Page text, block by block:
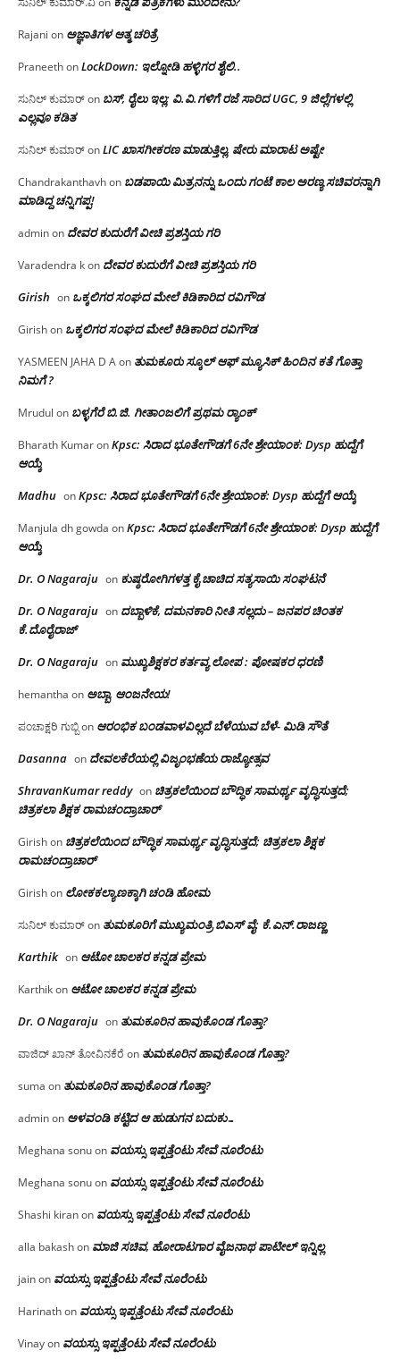
Rajani on ಅಜ್ಞಾತಿಗಳ ಆತ್ಮ ಚರಿತ್ರೆ
PraneethonLockDown: ಇಲ್ನೋಡಿ ಹಳ್ಳಿಗರ ಶೈಲಿ..
ಸುನಿಲ್ ಕುಮಾರ್on ಬಸ್, ರೈಲು ಇಲ್ಲ; ವಿ.ವಿ.ಗಳಿಗೆ ರಜೆ ಸಾರಿದ UGC, 9 ಜಿಲ್ಲೆಗಳಲ್ಲಿ
ಎಲ್ಲವೂ ಕಡಿತ
ಸುನಿಲ್ ಕುಮಾರ್onLIC ಖಾಸಗೀಕರಣ ಮಾಡುತ್ತಿಲ್ಲ, ಷೇರು ಮಾರಾಟ ಅಷ್ಟೇ
Chandrakanthavhon ಬಡಪಾಯಿ ಮಿತ್ರನನ್ನು ಒಂದು ಗಂಟೆ ಕಾಲ ಅರಣ್ಯ ಸಚಿವರನ್ನಾಗಿ
ಮಾಡಿದ್ದ ಚನ್ನಿಗಪ್ಪ!
adminon ದೇವರ ಕುದುರೆಗೆ ವೀಚಿ ಪ್ರಶಸ್ತಿಯ ಗರಿ
Varadendra kon ದೇವರ ಕುದುರೆಗೆ ವೀಚಿ ಪ್ರಶಸ್ತಿಯ ಗರಿ
Girish on ಒಕ್ಕಲಿಗರ ಸಂಘದ ಮೇಲೆ ಕಿಡಿಕಾರಿದ ರವಿಗೌಡ
Girishon ಒಕ್ಕಲಿಗರ ಸಂಘದ ಮೇಲೆ ಕಿಡಿಕಾರಿದ ರವಿಗೌಡ
YASMEEN JAHA D Aon ತುಮಕೂರು ಸ್ಕೂಲ್ ಆಫ್ ಮ್ಯೂಸಿಕ್ ಹಿಂದಿನ ಕತೆ ಗೊತ್ತಾ
ನಿಮಗೆ ?
Mrudul on ಬಳ್ಳಗೆರೆ ಬಿ.ಜಿ. ಗೀತಾಂಜಲಿಗೆ ಪ್ರಥಮ ರ‌್ಯಾಂಕ್
Bharath KumaronKpsc: ಸಿರಾದ ಭೂತೇಗೌಡಗೆ 6ನೇ ಶ್ರೇಯಾಂಕ: Dysp ಹುದ್ದೆಗೆ
ಆಯ್ಕೆ
Madhu onKpsc: ಸಿರಾದ ಭೂತೇಗೌಡಗೆ 6ನೇ ಶ್ರೇಯಾಂಕ: Dysp ಹುದ್ದೆಗೆ ಆಯ್ಕೆ
Manjula dh gowda onKpsc: ಸಿರಾದ ಭೂತೇಗೌಡಗೆ 6ನೇ ಶ್ರೇಯಾಂಕ: Dysp ಹುದ್ದೆಗೆ
ಆಯ್ಕೆ
Dr. O Nagaraju on ಕುಷ್ಠರೋಗಿಗಳತ್ತ ಕೈ ಚಾಚಿದ ಸತ್ಯಸಾಯಿ ಸಂಘಟನೆ
Dr. O Nagaraju on ದಬ್ಬಾಳಿಕೆ, ದಮನಕಾರಿ ನೀತಿ ಸಲ್ಲದು – ಜನಪರ ಚಿಂತಕ
ಕೆ.ದೊರೈರಾಜ್
Dr. O Nagaraju on ಮುಖ್ಯಶಿಕ್ಷಕರ ಕರ್ತವ್ಯ ಲೋಪ : ಪೋಷಕರ ಧರಣಿ
hemantha on ಅಬ್ಬಾ, ಆಂಜನೇಯ!
ಪಂಚಾಕ್ಷರಿ ಗುಬ್ಬಿon ಆರಂಭಿಕ ಬಂಡವಾಳವಿಲ್ಲದೆ ಬೆಳೆಯುವ ಬೆಳೆ- ಮಿಡಿ ಸೌತೆ
Dasanna on ದೇವಲಕೆರೆಯಲ್ಲಿ ವಿಜೃಂಭಣೆಯ ರಾಜ್ಯೋತ್ಸವ
ShravanKumar reddy on ಚಿತ್ರಕಲೆಯಿಂದ ಬೌದ್ಧಿಕ ಸಾಮರ್ಥ್ಯ ವೃದ್ಧಿಸುತ್ತದೆ;
ಚಿತ್ರಕಲಾ ಶಿಕ್ಷಕ ರಾಮಚಂದ್ರಾಚಾರ್
Girishon ಚಿತ್ರಕಲೆಯಿಂದ ಬೌದ್ಧಿಕ ಸಾಮರ್ಥ್ಯ ವೃದ್ಧಿಸುತ್ತದೆ; ಚಿತ್ರಕಲಾ ಶಿಕ್ಷಕ
ರಾಮಚಂದ್ರಾಚಾರ್
Girishon ಲೋಕಕಲ್ಯಾಣಕ್ಕಾಗಿ ಚಂಡಿ ಹೋಮ
ಸುನಿಲ್ ಕುಮಾರ್on ತುಮಕೂರಿಗೆ ಮುಖ್ಯಮಂತ್ರಿ ಬಿಎಸ್ ವೈ: ಕೆ.ಎನ್.ರಾಜಣ್ಣ
Karthik on ಆಟೋ ಚಾಲಕರ ಕನ್ನಡ ಪ್ರೇಮ
Karthikon ಆಟೋ ಚಾಲಕರ ಕನ್ನಡ ಪ್ರೇಮ
Dr. O Nagaraju on ತುಮಕೂರಿನ ಹಾವುಕೊಂಡ ಗೊತ್ತಾ?
ವಾಜಿದ್ ಖಾನ್ ತೋವಿನಕೆರೆ on ತುಮಕೂರಿನ ಹಾವುಕೊಂಡ ಗೊತ್ತಾ?
suma on ತುಮಕೂರಿನ ಹಾವುಕೊಂಡ ಗೊತ್ತಾ?
adminon ಅಳವಂಡಿ ಕಟ್ಟಿದ ಆ ಹುಡುಗನ ಬದುಕು…
Meghana sonuon ವಯಸ್ಸು ಇಪ್ಪತ್ತೆಂಟು ಸೇವೆ ನೂರೆಂಟು
Meghana sonuon ವಯಸ್ಸು ಇಪ್ಪತ್ತೆಂಟು ಸೇವೆ ನೂರೆಂಟು
Shashi kiranon ವಯಸ್ಸು ಇಪ್ಪತ್ತೆಂಟು ಸೇವೆ ನೂರೆಂಟು
alla bakashon ಮಾಜಿ ಸಚಿವ, ಹೋರಾಟಗಾರ ವೈಜನಾಥ ಪಾಟೀಲ್ ಇನ್ನಿಲ್ಲ
jainon ವಯಸ್ಸು ಇಪ್ಪತ್ತೆಂಟು ಸೇವೆ ನೂರೆಂಟು
Harinathon ವಯಸ್ಸು ಇಪ್ಪತ್ತೆಂಟು ಸೇವೆ ನೂರೆಂಟು
Vinayon ವಯಸ್ಸು ಇಪ್ಪತ್ತೆಂಟು ಸೇವೆ ನೂರೆಂಟು